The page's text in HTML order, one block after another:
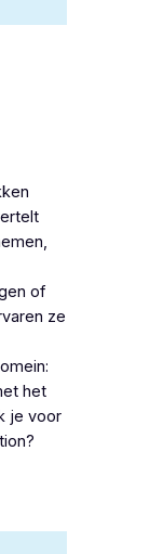
of
ze
het
je voor